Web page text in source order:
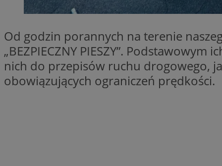
Od godzin porannych na terenie
„BEZPIECZNY PIESZY”.
nich do przepisów ruchu drogowego,
obowiązujących ograniczeń prędkości.
SessID
MvSessID